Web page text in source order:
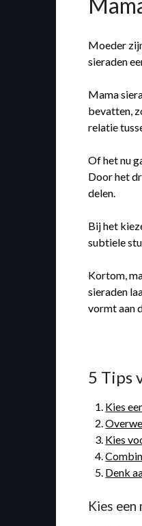
Moeder
sieraden
Mama
bevatten,
relatie
Of het nu
Door het
delen.
Bij het
subtiele
Kortom,
sieraden
vormt aan
5 Tips
Kies
Kies
Denk
Kies een